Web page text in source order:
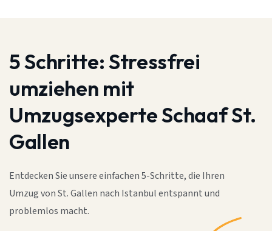
5 Schritte:Stressfrei
umziehen mit
Umzugsexperte Schaaf St.
Gallen
Entdecken Sie unsere einfachen 5-Schritte, die Ihren
Umzug von St. Gallen nach Istanbul entspannt und
problemlos macht.